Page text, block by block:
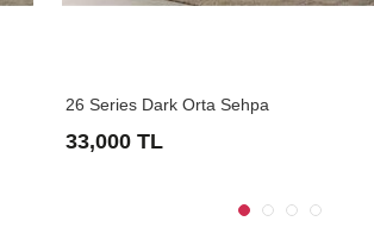
26 Series Dark Orta Sehpa
33,000 TL